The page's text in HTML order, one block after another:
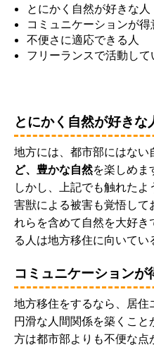
とにかく自然が好きな人
コミュニケーションが得
不便さに適応できる人
フリーランスで活動して
とにかく自然が好きな
地方には、都市部にはない
ど、豊かな自然を楽しめま
しかし、上記でも触れた
害獣による被害も覚悟し
れらを含めて自然を大好
る人は地方移住に向いてい
コミュニケーションが
地方移住をするなら、居住
円滑な人間関係を築くこ
方は都市部よりも不便な